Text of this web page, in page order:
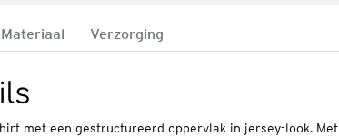
Materiaal Verzorging
met een gestructureerd oppervlak in jersey-look. Met